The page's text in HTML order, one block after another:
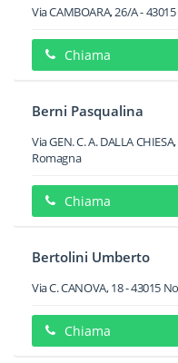
Via CAMBOARA, 26/A-43015
Chiama
Berni Pasqualina
Via GEN. C. A. DALLA
Romagna
Chiama
Bertolini Umberto
Via C. CANOVA, 18-43015
Chiama